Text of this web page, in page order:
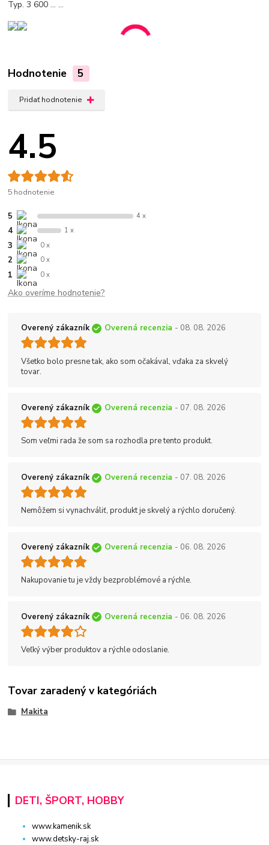
Typ. 3 600 ... ...
Hodnotenie 5
Pridať hodnotenie
4.5
5 hodnotenie
5 4 x
4 1 x
3 0 x
2 0 x
1 0 x
Ako overíme hodnotenie?
Overený zákazník Overená recenzia - 08. 08. 2026
Všetko bolo presne tak, ako som očakával, vďaka za skvelý
tovar.
Overený zákazník Overená recenzia - 07. 08. 2026
Som veľmi rada že som sa rozhodla pre tento produkt.
Overený zákazník Overená recenzia - 07. 08. 2026
Nemôžem si vynachváliť, produkt je skvelý a rýchlo doručený.
Overený zákazník Overená recenzia - 06. 08. 2026
Nakupovanie tu je vždy bezproblémové a rýchle.
Overený zákazník Overená recenzia - 06. 08. 2026
Veľký výber produktov a rýchle odoslanie.
Tovar zaradený v kategóriách
Makita
DETI, ŠPORT, HOBBY
www.kamenik.sk
www.detsky-raj.sk